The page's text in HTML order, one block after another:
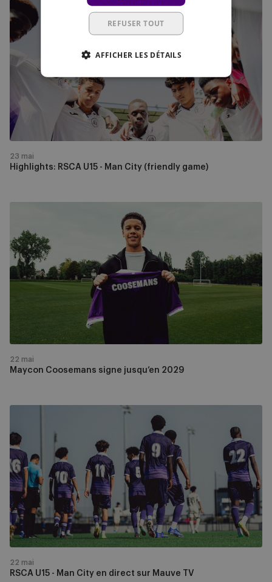
Highlights:
RSCA
U15
Man
game)
Highlights: RSCA U15 - Man City (friendly game)
23 mai
signe
jusqu’en
2029
Maycon Coosemans signe jusqu’en 2029
22 mai
-
Man
City
en
direct
sur
Mauve
TV
RSCA U15 - Man City en direct sur Mauve TV
22 mai
REFUSER TOUT
AFFICHER LES DÉTAILS